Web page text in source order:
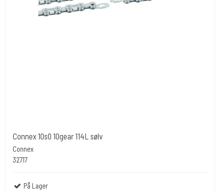
Connex 10s0 10gear 114L sølv
Connex
32717
På Lager